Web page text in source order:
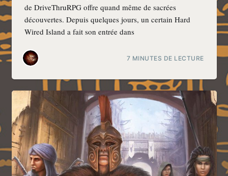
de DriveThruRPG offre quand même de sacrées
découvertes. Depuis quelques jours, un certain Hard
Wired Island a fait son entrée dans
7 MINUTES DE LECTURE